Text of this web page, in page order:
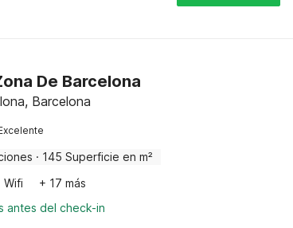
De Barcelona
Barcelona
· 145 Superficie en m²
Wifi
+ 17 más
antes del check-in